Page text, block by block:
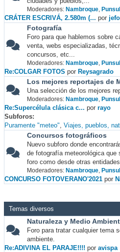
Moderadores: Nambroque,
CRÁTER ESCRIVÁ, 2.580m (... por
Fotografía
Foro para que hablemos sobre
venta, webs especializadas,
concursos, etc...
Moderadores: Nambroque,
Re:COLGAR FOTOS por Reysagrado
Los mejores reportajes de
Una selección de los mejores
Moderadores: Nambroque,
Re:Supercélula clásica c... por rayo
Subforos
Puramente "meteo" Viajes, pueblos,
Concursos fotográficos
Nuevo subforo donde
de fotografía meteorológica
foro como desde otras entidades.
Moderadores: Nambroque,
CONCURSO FOTOVERANO'2021 por
Temas diversos
Naturaleza y Medio
Foro para tratar cualquier tema
ambiente.
Re:ADIVINA EL PARAJE!!!! por avispa